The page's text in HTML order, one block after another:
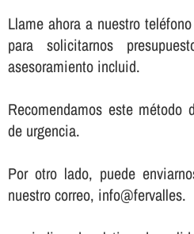
Llame ahora a nuestro
para solicitarnos
asesoramiento incluid.
Recomendamos este método
de urgencia.
Por otro lado, puede
nuestro correo, info@fervalles.